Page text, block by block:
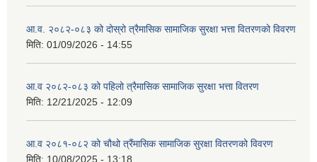
आ.व. २०८२-०८३ को दोस्रो त्रैमासिक सामाजिक सुरक्षा भत्ता वितरणको विवरण
मिति: 01/09/2026 - 14:55
आ.व २०८२-०८३ को पहिलो त्रैमासिक सामाजिक सुरक्षा भत्ता वितरण
मिति: 12/21/2025 - 12:09
आ.व २०८१-०८२ को चौथो त्रैंमासिक सामाजिक सुरक्षा वितरणको विवरण
मिति: 10/08/2025 - 13:18